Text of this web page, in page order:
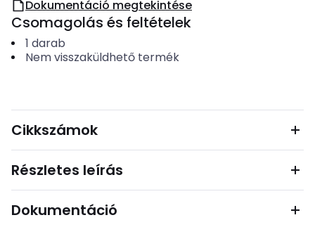
Dokumentáció megtekintése
Csomagolás és feltételek
1 darab
Nem visszaküldhető termék
Cikkszámok
Részletes leírás
Dokumentáció